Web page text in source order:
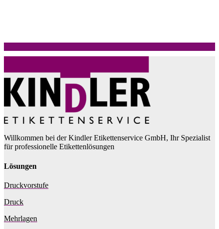
Willkommen bei der Kindler Etikettenservice GmbH, Ihr Spezialist
für professionelle Etikettenlösungen
Lösungen
Druckvorstufe
Druck
Mehrlagen